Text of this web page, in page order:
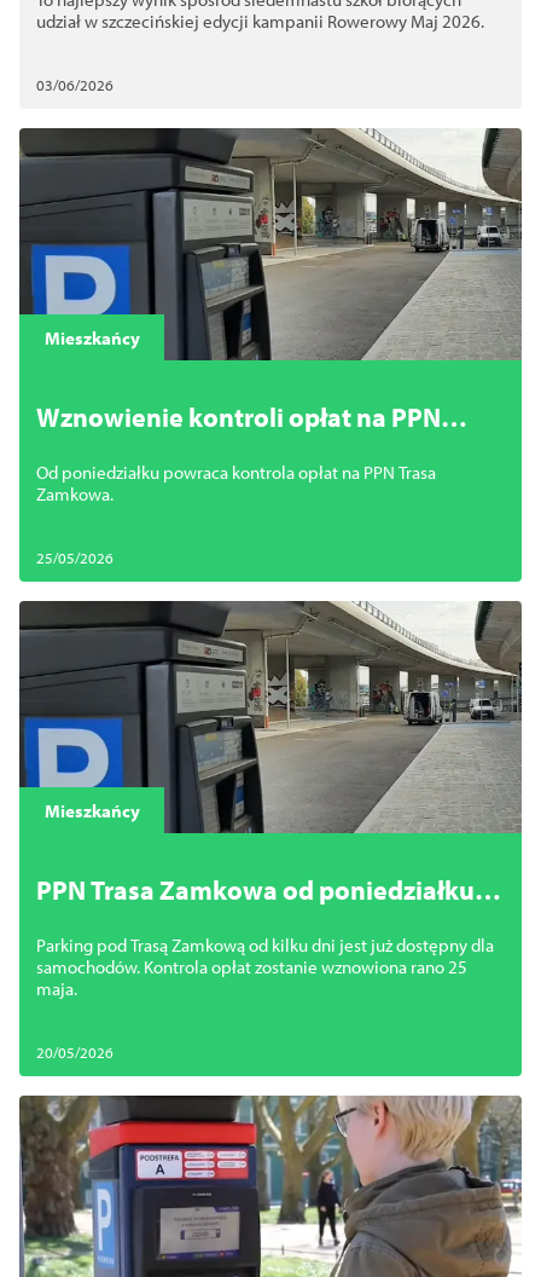
udział w szczecińskiej edycji kampanii Rowerowy Maj 2026.
03/06/2026
Mieszkańcy
Wznowienie kontroli opłat na PPN
Od poniedziałku powraca kontrola opłat na PPN Trasa
Zamkowa.
25/05/2026
Mieszkańcy
PPN Trasa Zamkowa od poniedziałku
Parking pod Trasą Zamkową od kilku dni jest już dostępny dla
samochodów. Kontrola opłat zostanie wznowiona rano 25
maja.
20/05/2026